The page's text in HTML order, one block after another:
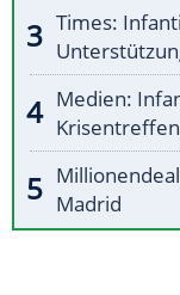
Times:
Medien:
Krisentreffen
Madrid